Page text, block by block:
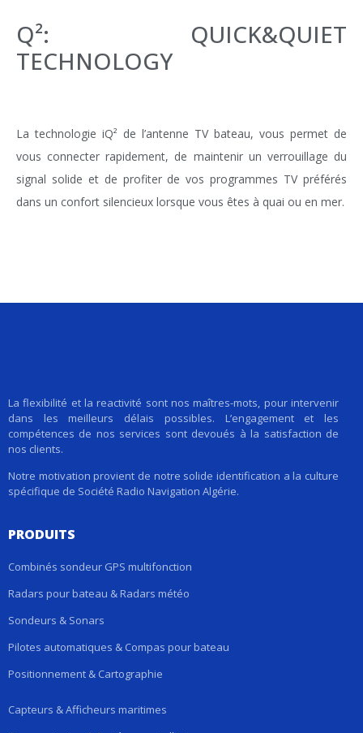
Q²: QUICK&QUIET
TECHNOLOGY
La technologie iQ² de l’antenne TV bateau, vous permet de
vous connecter rapidement, de maintenir un verrouillage du
signal solide et de profiter de vos programmes TV préférés
dans un confort silencieux lorsque vous êtes à quai ou en mer.
La flexibilité et la reactivité sont nos maîtres-mots, pour intervenir
dans les meilleurs délais possibles. L’engagement et les
compétences de nos services sont devoués à la satisfaction de
nos clients.
Notre motivation provient de notre solide identification a la culture
spécifique de Société Radio Navigation Algérie.
PRODUITS
Combinés sondeur GPS multifonction
Radars pour bateau & Radars météo
Sondeurs & Sonars
Pilotes automatiques & Compas pour bateau
Positionnement & Cartographie
Capteurs & Afficheurs maritimes